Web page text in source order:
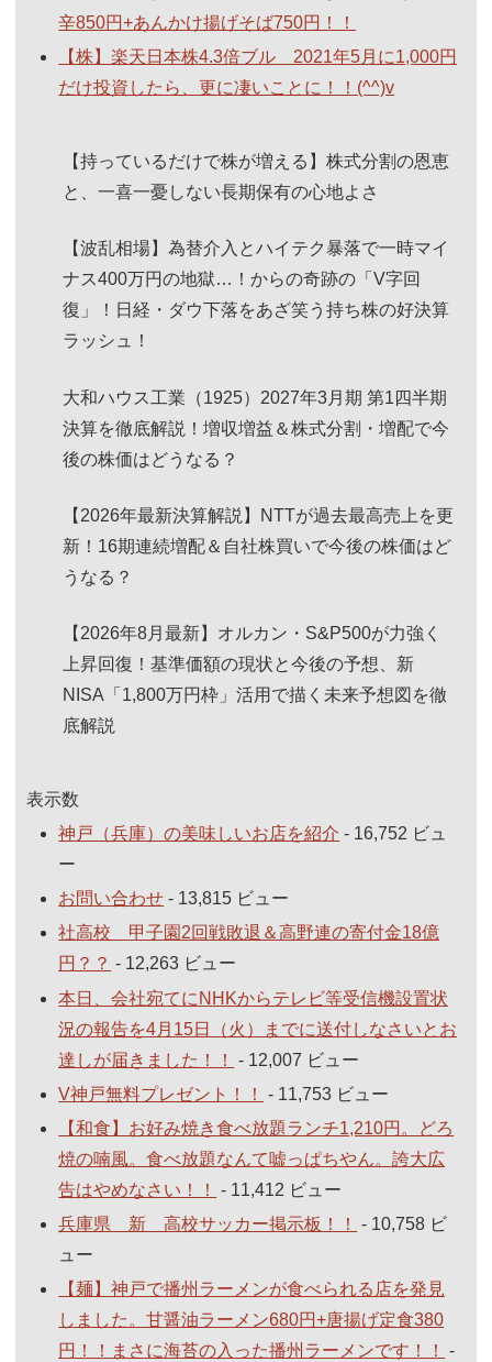
辛850円+あんかけ揚げそば750円！！
【株】楽天日本株4.3倍ブル 2021年5月に1,000円
だけ投資したら、更に凄いことに！！(^^)v
【持っているだけで株が増える】株式分割の恩恵
と、一喜一憂しない長期保有の心地よさ
【波乱相場】為替介入とハイテク暴落で一時マイ
ナス400万円の地獄…！からの奇跡の「V字回
復」！日経・ダウ下落をあざ笑う持ち株の好決算
ラッシュ！
大和ハウス工業（1925）2027年3月期 第1四半期
決算を徹底解説！増収増益＆株式分割・増配で今
後の株価はどうなる？
【2026年最新決算解説】NTTが過去最高売上を更
新！16期連続増配＆自社株買いで今後の株価はど
うなる？
【2026年8月最新】オルカン・S&P500が力強く
上昇回復！基準価額の現状と今後の予想、新
NISA「1,800万円枠」活用で描く未来予想図を徹
底解説
表示数
神戸（兵庫）の美味しいお店を紹介 - 16,752 ビュ
ー
お問い合わせ - 13,815 ビュー
社高校 甲子園2回戦敗退＆高野連の寄付金18億
円？？ - 12,263 ビュー
本日、会社宛てにNHKからテレビ等受信機設置状
況の報告を4月15日（火）までに送付しなさいとお
達しが届きました！！
- 12,007 ビュー
V神戸無料プレゼント！！
- 11,753 ビュー
【和食】お好み焼き食べ放題ランチ1,210円。どろ
焼の喃風。食べ放題なんて嘘っぱちやん。誇大広
告はやめなさい！！
- 11,412 ビュー
兵庫県 新 高校サッカー掲示板！！
- 10,758 ビ
ュー
【麺】神戸で播州ラーメンが食べられる店を発見
しました。甘醤油ラーメン680円+唐揚げ定食380
円！！まさに海苔の入った播州ラーメンです！！
-